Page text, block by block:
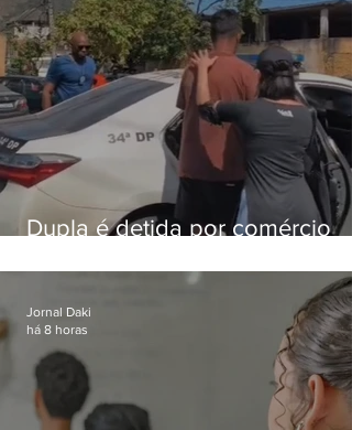
Dupla é detida por comércio
Bangu
Jornal Daki
há 8 horas